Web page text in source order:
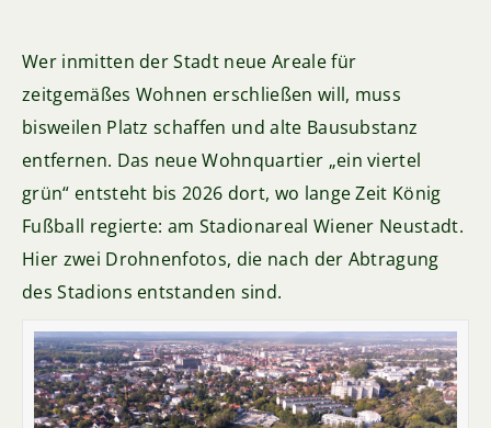
Wer inmitten der Stadt neue Areale für
zeitgemäßes Wohnen erschließen will, muss
bisweilen Platz schaffen und alte Bausubstanz
entfernen. Das neue Wohnquartier „ein viertel
grün“ entsteht bis 2026 dort, wo lange Zeit König
Fußball regierte: am Stadionareal Wiener Neustadt.
Hier zwei Drohnenfotos, die nach der Abtragung
des Stadions entstanden sind.